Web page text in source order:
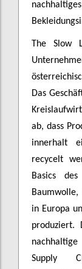
The Slow
Das
ab, dass
innerhalt
recycelt
Basics
in Europa
produziert.
Supply